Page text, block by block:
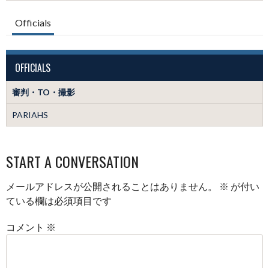
Officials
OFFICIALS
審判・TO・撮影
PARIAHS
START A CONVERSATION
メールアドレスが公開されることはありません。 ※ が付い
ている欄は必須項目です
コメント ※